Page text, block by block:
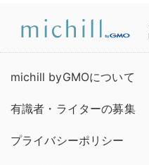
michill byGMOについて
有識者・ライターの募集
プライバシーポリシー